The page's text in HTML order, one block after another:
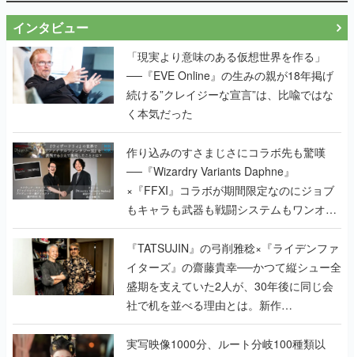
インタビュー
「現実より意味のある仮想世界を作る」
──『EVE Online』の生みの親が18年掲げ
続ける”クレイジーな宣言”は、比喩ではな
く本気だった
作り込みのすさまじさにコラボ先も驚嘆
──『Wizardry Variants Daphne』
×『FFXI』コラボが期間限定なのにジョブ
もキャラも武器も戦闘システムもワンオフ
で作り込まれた理由を両ディレクターに聞
く
『TATSUJIN』の弓削雅稔×『ライデンファ
イターズ』の齋藤貴幸──かつて縦シュー全
盛期を支えていた2人が、30年後に同じ会
社で机を並べる理由とは。新作
『TATSUJIN EXTREME』で初タッグを組
んだレジェンド2人に訊く開発秘話
実写映像1000分、ルート分岐100種類以